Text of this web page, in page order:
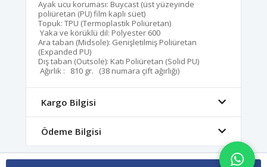
Ayak ucu koruması: Buycast (üst yüzeyinde
poliüretan (PU) film kaplı süet)
Topuk: TPU (Termoplastik Poliüretan)
Yaka ve körüklü dil: Polyester 600
Ara taban (Midsole): Genişletilmiş Poliüretan
(Expanded PU)
Dış taban (Outsole): Katı Poliüretan (Solid PU)
Ağırlik : 810 gr. (38 numara çift ağırlığı)
Kargo Bilgisi
Ödeme Bilgisi